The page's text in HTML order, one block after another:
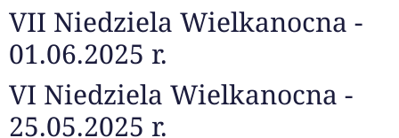
VII Niedziela Wielkanocna -
01.06.2025 r.
VI Niedziela Wielkanocna -
25.05.2025 r.